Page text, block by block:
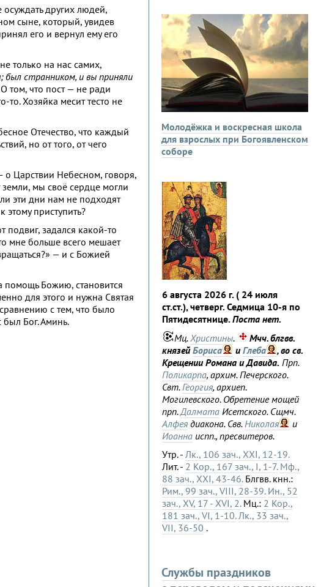
других людей,
сыне, который, увидев
его и вернул ему его
только на нас самих,
странником, и вы приняли
том, что пост — не ради
Хозяйка месит тесто не
Отечество, что каждый
но от того, от чего
о Царствии Небесном, говоря,
мы своё сердце могли
эти дни нам не подходят
приступить?
подвиг, задался какой-то
мне больше всего мешает
— и с Божией
помощь Божию, становится
для этого и нужна Святая
с тем, что было
был Бог. Аминь.
Молодёжка и воскресная школа
для взрослых при Богоявленском
соборе
6 августа 2026 г. ( 24 июля
ст.ст.), четверг. Седмица 10-я по
Пятидесятнице.Поста нет.
Мц.Христины.
Мчч. блгвв.
князейБориса иГлеба
, во св.
Крещении Романа и Давида. Прп.
Поликарпа, архим. Печерского.
Свт.Георгия, архиеп.
Могилевского. Обретение мощей
прп.Далмата Исетского. Сщмч.
Алфея диакона. Свв.Николая
и
Иоанна испп., пресвитеров.
Утр. - Лк., 106 зач., XXI, 12-19.
Лит. - 2 Кор., 167 зач., I, 1-7. Мф.,
88 зач., XXI, 43-46.Блгвв. кнн.:
Рим., 99 зач., VIII, 28-39. Ин., 52
зач., XV, 17 - XVI, 2.Мц.: 2 Кор.,
181 зач., VI, 1-10. Лк., 33 зач.,
VII, 36-50 .
Службы праздников